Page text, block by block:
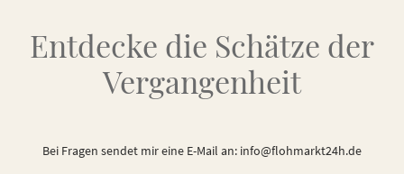
Entdecke die Schätze der
Vergangenheit
Bei Fragen sendet mir eine E-Mail an: info@flohmarkt24h.de